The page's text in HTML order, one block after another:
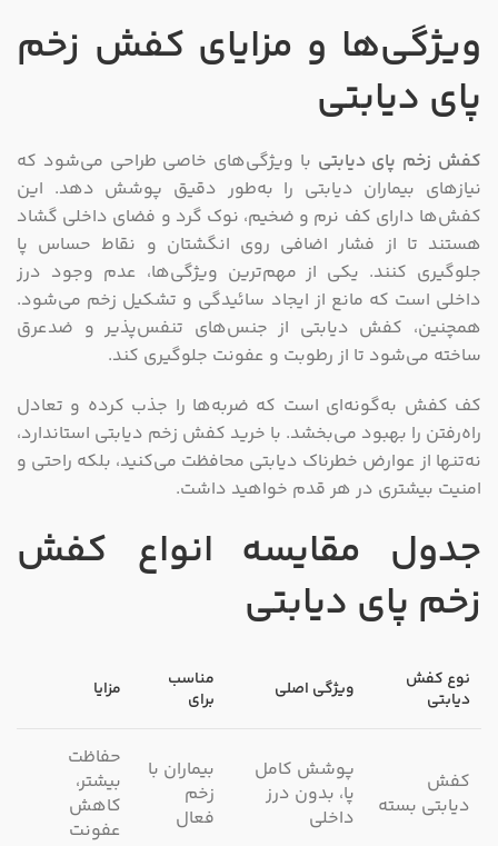
ویژگی‌ها و مزایای کفش‌ زخم
پای دیابتی
کفش‌ زخم پای دیابتی با ویژگی‌های خاصی طراحی می‌شود که
نیازهای بیماران دیابتی را به‌طور دقیق پوشش دهد. این
کفش‌ها دارای کف نرم و ضخیم، نوک گرد و فضای داخلی گشاد
هستند تا از فشار اضافی روی انگشتان و نقاط حساس پا
جلوگیری کنند. یکی از مهم‌ترین ویژگی‌ها، عدم وجود درز
داخلی است که مانع از ایجاد سائیدگی و تشکیل زخم می‌شود.
همچنین، کفش دیابتی از جنس‌های تنفس‌پذیر و ضدعرق
ساخته می‌شود تا از رطوبت و عفونت جلوگیری کند.
کف کفش به‌گونه‌ای است که ضربه‌ها را جذب کرده و تعادل
راه‌رفتن را بهبود می‌بخشد. با خرید کفش زخم دیابتی استاندارد،
نه‌تنها از عوارض خطرناک دیابتی محافظت می‌کنید، بلکه راحتی و
امنیت بیشتری در هر قدم خواهید داشت.
جدول مقایسه انواع کفش‌
زخم پای دیابتی
نوع کفش
دیابتی
ویژگی اصلی
مناسب
برای
مزایا
کفش
دیابتی بسته
پوشش کامل
پا، بدون درز
داخلی
بیماران با
زخم
فعال
حفاظت
بیشتر،
کاهش
عفونت